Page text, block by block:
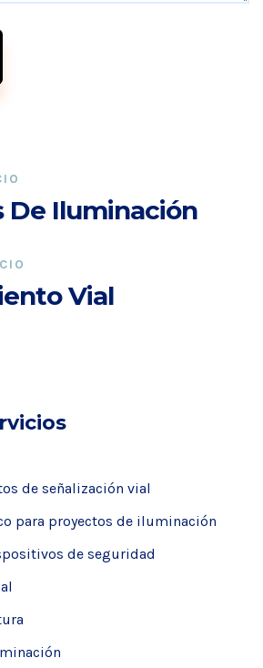
De Iluminación
Vial
de señalización vial
para proyectos de iluminación
de seguridad